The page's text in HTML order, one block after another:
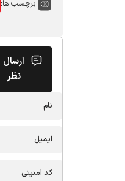
برچسب ها:
ارسال
نظر